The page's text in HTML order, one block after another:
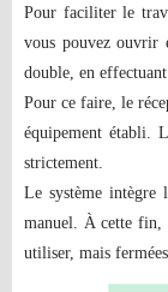
Pour faciliter le
vous pouvez ouvrir
double, en
Pour ce faire, le
équipement établi.
strictement.
Le système intègre
manuel. À cette fin,
utiliser, mais